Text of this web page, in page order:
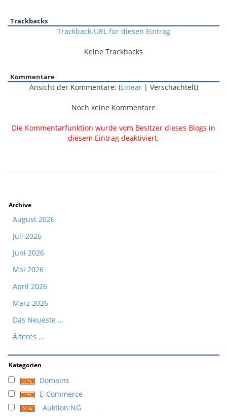
Trackbacks
Trackback-URL für diesen Eintrag
Keine Trackbacks
Kommentare
Ansicht der Kommentare: (Linear| Verschachtelt)
Noch keine Kommentare
Die Kommentarfunktion wurde vom Besitzer dieses Blogs in
diesem Eintrag deaktiviert.
Archive
August 2026
Juli 2026
Juni 2026
Mai 2026
April 2026
März 2026
Das Neueste ...
Älteres ...
Kategorien
Domains
E-Commerce
Auktion:NG